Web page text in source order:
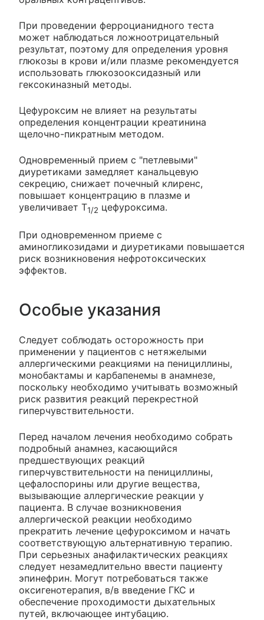
При проведении ферроцианидного теста
может наблюдаться ложноотрицательный
результат, поэтому для определения уровня
глюкозы в крови и/или плазме рекомендуется
использовать глюкозооксидазный или
гексокиназный методы.
Цефуроксим не влияет на результаты
определения концентрации креатинина
щелочно-пикратным методом.
Одновременный прием с "петлевыми"
диуретиками замедляет канальцевую
секрецию, снижает почечный клиренс,
повышает концентрацию в плазме и
увеличивает Т1/2 цефуроксима.
При одновременном приеме с
аминогликозидами и диуретиками повышается
риск возникновения нефротоксических
эффектов.
Особые указания
Следует соблюдать осторожность при
применении у пациентов с нетяжелыми
аллергическими реакциями на пенициллины,
монобактамы и карбапенемы в анамнезе,
поскольку необходимо учитывать возможный
риск развития реакций перекрестной
гиперчувствительности.
Перед началом лечения необходимо собрать
подробный анамнез, касающийся
предшествующих реакций
гиперчувствительности на пенициллины,
цефалоспорины или другие вещества,
вызывающие аллергические реакции у
пациента. В случае возникновения
аллергической реакции необходимо
прекратить лечение цефуроксимом и начать
соответствующую альтернативную терапию.
При серьезных анафилактических реакциях
следует незамедлительно ввести пациенту
эпинефрин. Могут потребоваться также
оксигенотерапия, в/в введение ГКС и
обеспечение проходимости дыхательных
путей, включающее интубацию.